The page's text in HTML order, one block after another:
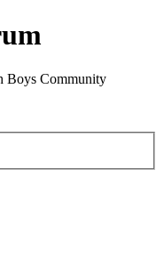
Boys Community